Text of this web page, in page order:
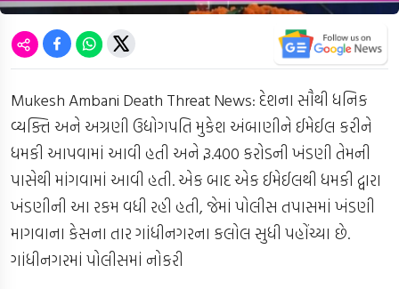
Mukesh Ambani Death Threat News: દેશના સૌથી ધનિક
વ્યક્તિ અને અગ્રણી ઉદ્યોગપતિ મુકેશ અંબાણીને ઈમેઈલ કરીને
ધમકી આપવામાં આવી હતી અને રૂ.400 કરોડની ખંડણી તેમની
પાસેથી માંગવામાં આવી હતી. એક બાદ એક ઈમેઈલથી ધમકી દ્વારા
ખંડણીની આ રકમ વધી રહી હતી, જેમાં પોલીસ તપાસમાં ખંડણી
માગવાના કેસના તાર ગાંધીનગરના કલોલ સુધી પહોંચ્યા છે.
ગાંધીનગરમાં પોલીસમાં નોકરી